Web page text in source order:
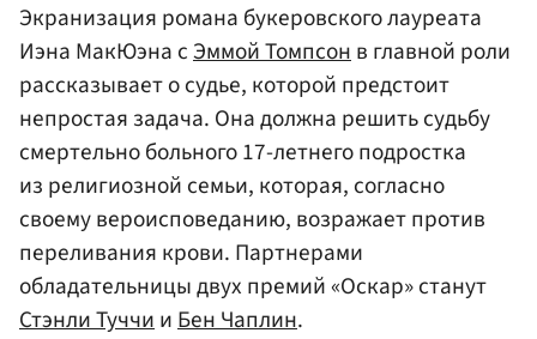
Экранизация романа букеровского лауреата
Иэна МакЮэна сЭммой Томпсонв главной роли
рассказывает о судье, которой предстоит
непростая задача. Она должна решить судьбу
смертельно больного 17-летнего подростка
из религиозной семьи, которая, согласно
своему вероисповеданию, возражает против
переливания крови. Партнерами
обладательницы двух премий «Оскар» станут
Стэнли ТуччииБен Чаплин.